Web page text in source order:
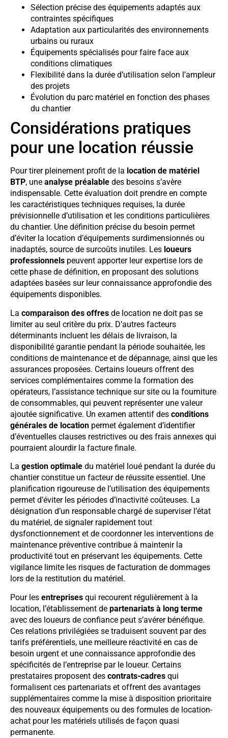
Sélection précise des équipements adaptés aux
contraintes spécifiques
Adaptation aux particularités des environnements
urbains ou ruraux
Équipements spécialisés pour faire face aux
conditions climatiques
Flexibilité dans la durée d’utilisation selon l’ampleur
des projets
Évolution du parc matériel en fonction des phases
du chantier
Considérations pratiques
pour une location réussie
Pour tirer pleinement profit de la location de matériel
BTP, une analyse préalable des besoins s’avère
indispensable. Cette évaluation doit prendre en compte
les caractéristiques techniques requises, la durée
prévisionnelle d’utilisation et les conditions particulières
du chantier. Une définition précise du besoin permet
d’éviter la location d’équipements surdimensionnés ou
inadaptés, source de surcoûts inutiles. Les loueurs
professionnels peuvent apporter leur expertise lors de
cette phase de définition, en proposant des solutions
adaptées basées sur leur connaissance approfondie des
équipements disponibles.
La comparaison des offres de location ne doit pas se
limiter au seul critère du prix. D’autres facteurs
déterminants incluent les délais de livraison, la
disponibilité garantie pendant la période souhaitée, les
conditions de maintenance et de dépannage, ainsi que les
assurances proposées. Certains loueurs offrent des
services complémentaires comme la formation des
opérateurs, l’assistance technique sur site ou la fourniture
de consommables, qui peuvent représenter une valeur
ajoutée significative. Un examen attentif des conditions
générales de location permet également d’identifier
d’éventuelles clauses restrictives ou des frais annexes qui
pourraient alourdir la facture finale.
La gestion optimale du matériel loué pendant la durée du
chantier constitue un facteur de réussite essentiel. Une
planification rigoureuse de l’utilisation des équipements
permet d’éviter les périodes d’inactivité coûteuses. La
désignation d’un responsable chargé de superviser l’état
du matériel, de signaler rapidement tout
dysfonctionnement et de coordonner les interventions de
maintenance préventive contribue à maintenir la
productivité tout en préservant les équipements. Cette
vigilance limite les risques de facturation de dommages
lors de la restitution du matériel.
Pour les entreprises qui recourent régulièrement à la
location, l’établissement de partenariats à long terme
avec des loueurs de confiance peut s’avérer bénéfique.
Ces relations privilégiées se traduisent souvent par des
tarifs préférentiels, une meilleure réactivité en cas de
besoin urgent et une connaissance approfondie des
spécificités de l’entreprise par le loueur. Certains
prestataires proposent des contrats-cadres qui
formalisent ces partenariats et offrent des avantages
supplémentaires comme la mise à disposition prioritaire
des nouveaux équipements ou des formules de location-
achat pour les matériels utilisés de façon quasi
permanente.